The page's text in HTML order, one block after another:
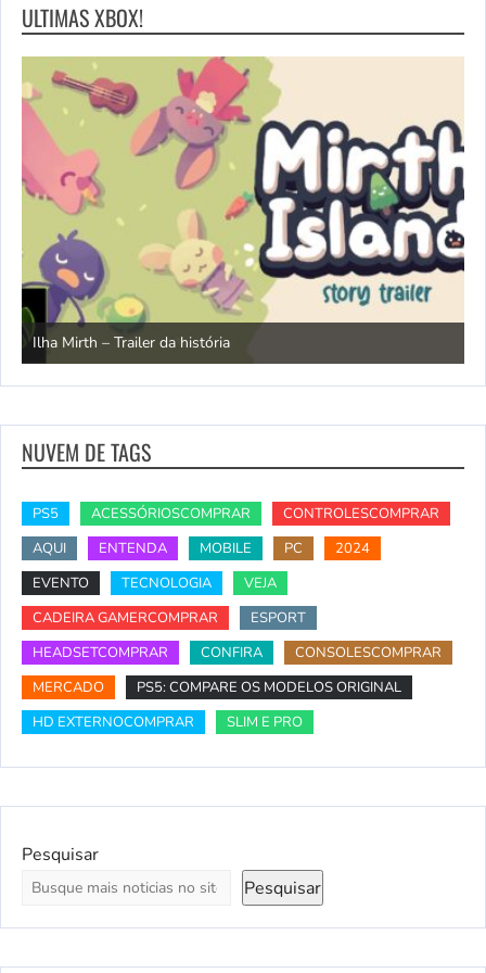
ULTIMAS XBOX!
Ilha Mirth – Trailer da história
NUVEM DE TAGS
PS5 ACESSÓRIOSCOMPRAR
CONTROLESCOMPRAR
AQUI
ENTENDA MOBILE PC
2024
EVENTO
TECNOLOGIA
VEJA
CADEIRA GAMERCOMPRAR
ESPORT
HEADSETCOMPRAR
CONFIRA
CONSOLESCOMPRAR
MERCADO
PS5: COMPARE OS MODELOS ORIGINAL
HD EXTERNOCOMPRAR
SLIM E PRO
Pesquisar
Pesquisar